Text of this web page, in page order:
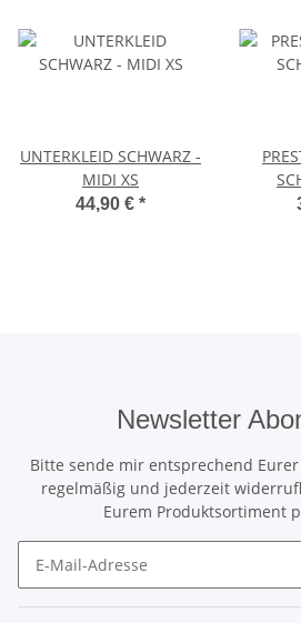
UNTERKLEID SCHWARZ -
MIDI XS
44,90 € *
Newsletter
Bitte sende mir entsprechend Eurer
regelmäßig und jederzeit
Eurem Produktsortiment